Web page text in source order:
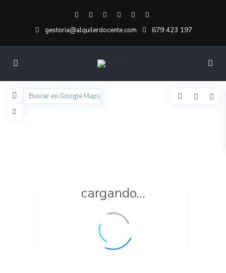
gestoria@alquilerdocente.com 679 423 197
cargando...